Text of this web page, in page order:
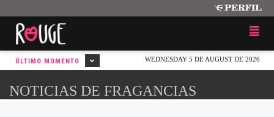
WEDNESDAY 5 DE AUGUST DE 2026
ÚLTIMO MOMENTO
NOTICIAS DE FRAGANCIAS